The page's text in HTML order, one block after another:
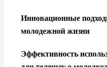
Инновационные
молодежной жизни
Эффективность